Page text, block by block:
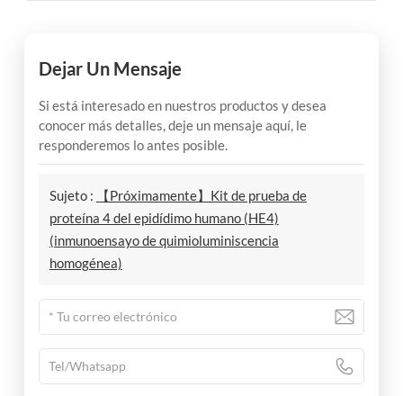
Dejar Un Mensaje
Si está interesado en nuestros productos y desea
conocer más detalles, deje un mensaje aquí, le
responderemos lo antes posible.
Sujeto :
【Próximamente】Kit de prueba de
proteína 4 del epidídimo humano (HE4)
(inmunoensayo de quimioluminiscencia
homogénea)